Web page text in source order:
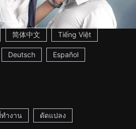
简体中文 Tiếng Việt
Deutsch Español
ำงาน ดัดแปลง